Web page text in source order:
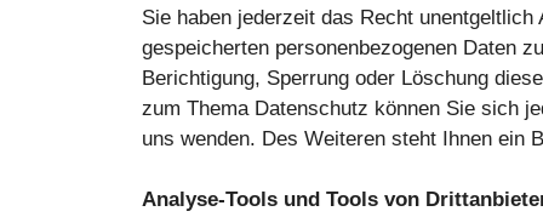
Sie haben jederzeit das Recht
gespeicherten personenbezogenen Daten
Berichtigung, Sperrung oder Löschung
zum Thema Datenschutz können Sie sich
uns wenden. Des Weiteren steht Ihnen ein
Analyse-Tools und Tools von